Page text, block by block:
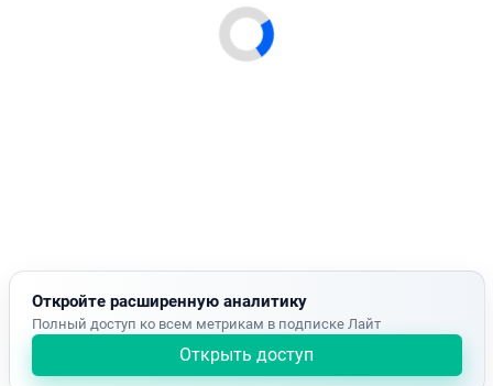
Откройте расширенную аналитику
Полный доступ ко всем метрикам в подписке Лайт
Открыть доступ